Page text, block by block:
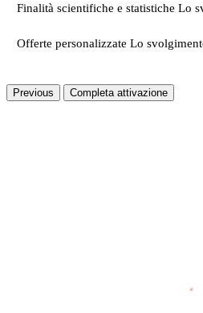
Finalità scientifiche e statistiche Lo
Offerte personalizzate Lo
Previous Completa attivazione